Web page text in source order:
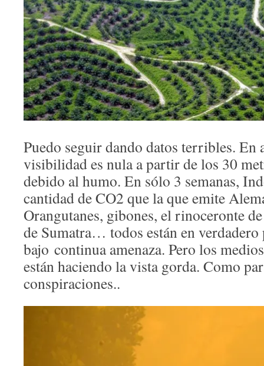
Puedo seguir dando datos terribles. En
visibilidad es nula a partir de los 30
debido al humo. En sólo 3 semanas,
cantidad de CO2 que la que emite
Orangutanes, gibones, el rinoceronte
de Sumatra… todos están en verdadero
bajo continua amenaza. Pero los
están haciendo la vista gorda. Como
conspiraciones..